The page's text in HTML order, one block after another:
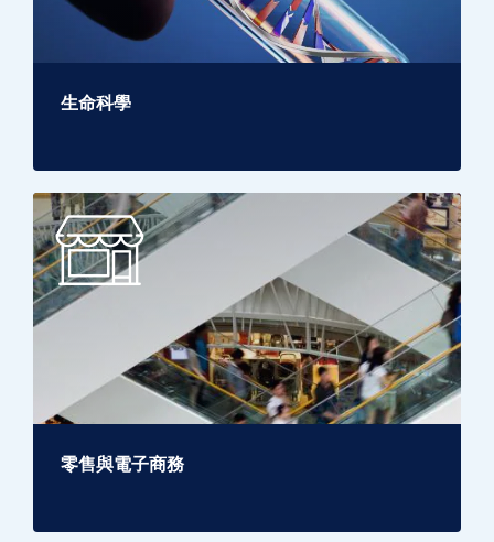
生命科學
零售與電子商務